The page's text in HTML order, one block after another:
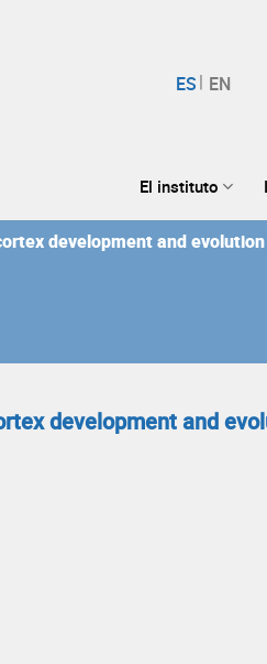
El instituto
development and evolution
development and